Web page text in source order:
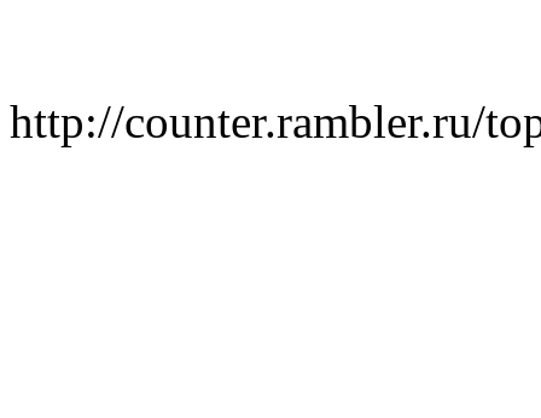
http://counter.rambler.ru/